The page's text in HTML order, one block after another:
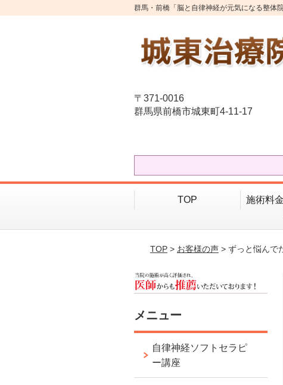
群馬・前橋「脳と自律神経が元気になる整
〒371-0016
群馬県前橋市城東町4-11-17
TOP
施術料
TOP> お客様の声> ずっと悩んで
メニュー
自律神経ソフトセラピ
ー講座